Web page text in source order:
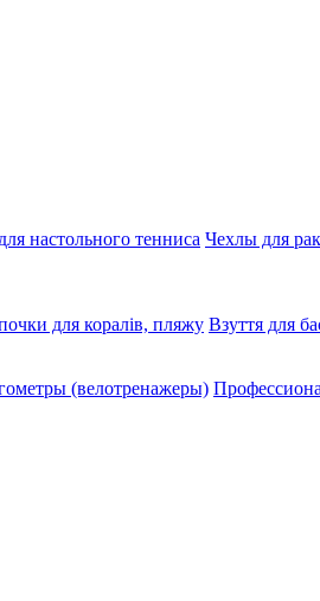
настольного тенниса Чехлы для
для коралів, пляжу Взуття для
(велотренажеры)